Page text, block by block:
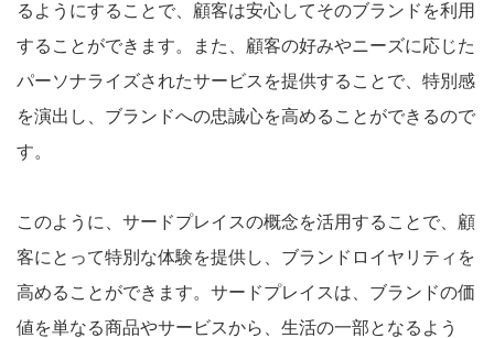
るようにすることで、顧客は安心してそのブランドを利用
することができます。また、顧客の好みやニーズに応じた
パーソナライズされたサービスを提供することで、特別感
を演出し、ブランドへの忠誠心を高めることができるので
す。
このように、サードプレイスの概念を活用することで、顧
客にとって特別な体験を提供し、ブランドロイヤリティを
高めることができます。サードプレイスは、ブランドの価
値を単なる商品やサービスから、生活の一部となるよう